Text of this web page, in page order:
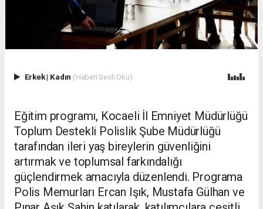
Erkek| Kadın (Haberi Sesli Oku)
Eğitim programı, Kocaeli İl Emniyet Müdürlüğü
Toplum Destekli Polislik Şube Müdürlüğü
tarafından ileri yaş bireylerin güvenliğini
artırmak ve toplumsal farkındalığı
güçlendirmek amacıyla düzenlendi. Programa
Polis Memurları Ercan Işık, Mustafa Gülhan ve